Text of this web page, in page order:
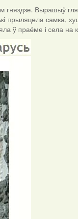
гняздзе. Вырашыў
прыляцела самка,
ў праёме і села на